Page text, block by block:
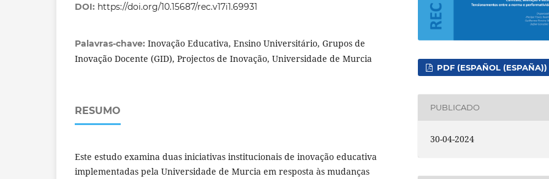
DOI: https://doi.org/10.15687/rec.v17i1.69931
Palavras-chave: Inovação Educativa, Ensino Universitário, Grupos de
Inovação Docente (GID), Projectos de Inovação, Universidade de Murcia
RESUMO
Este estudo examina duas iniciativas institucionais de inovação educativa
implementadas pela Universidade de Murcia em resposta às mudanças
PDF (ESPAÑOL (ESPAÑA))
PUBLICADO
30-04-2024